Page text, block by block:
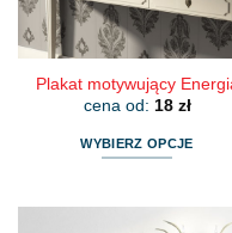
stronie
produktu
Plakat motywujący
cena od: 18 zł
WYBIERZ OPCJE